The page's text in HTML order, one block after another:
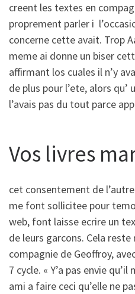
creent les textes en
proprement parler i
concerne cette avait. Trop
meme ai donne un biser
affirmant los cuales il n’y
de plus pour l’ete, alors
l’avais pas du tout parce
Vos livres
cet consentement de
me font sollicitee pour
web, font laisse ecrire un
de leurs garcons. Cela
compagnie de Geoffroy,
7 cycle. « Y’a pas envie
ami a faire ceci qu’elle ne